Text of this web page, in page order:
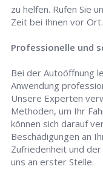
zu helfen. Rufen Sie
Zeit bei Ihnen vor Ort.
Professionelle und
Bei der Autoöffnung
Anwendung
Unsere Experten
Methoden, um Ihr
können sich darauf
Beschädigungen an
Zufriedenheit und
uns an erster Stelle.